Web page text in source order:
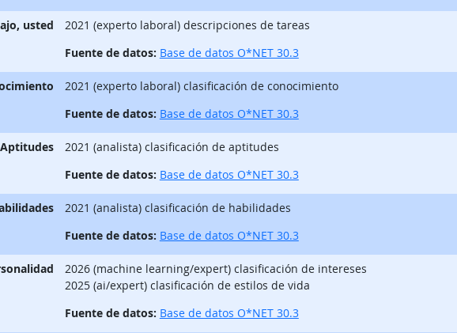
usted
2021 (experto laboral) descripciones de tareas
Fuente de datos: Base de datos O*NET 30.3
2021 (experto laboral) clasificación de conocimiento
Fuente de datos: Base de datos O*NET 30.3
Aptitudes
2021 (analista) clasificación de aptitudes
Fuente de datos: Base de datos O*NET 30.3
2021 (analista) clasificación de habilidades
Fuente de datos: Base de datos O*NET 30.3
2026 (machine learning/expert) clasificación de intereses
2025 (ai/expert) clasificación de estilos de vida
Fuente de datos: Base de datos O*NET 30.3